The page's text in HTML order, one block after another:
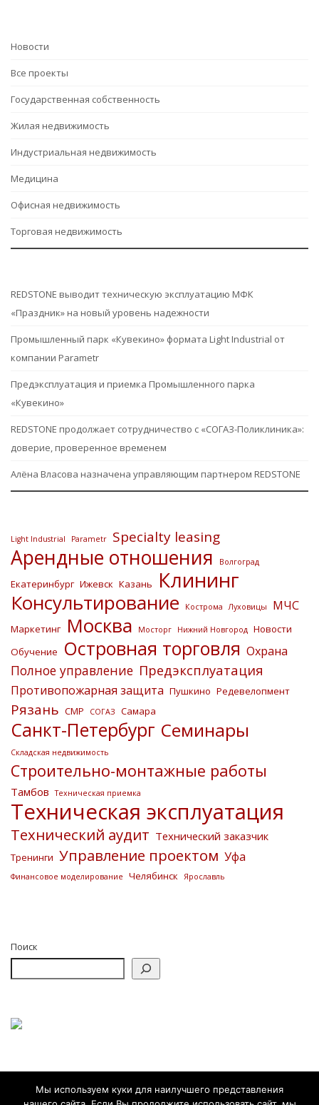
Hовости
Все проекты
Государственная собственность
Жилая недвижимость
Индустриальная недвижимость
Медицина
Офисная недвижимость
Торговая недвижимость
REDSTONE выводит техническую эксплуатацию МФК
«Праздник» на новый уровень надежности
Промышленный парк «Кувекино» формата Light Industrial от
компании Parametr
Предэксплуатация и приемка Промышленного парка
«Кувекино»
REDSTONE продолжает сотрудничество с «СОГАЗ-Поликлиника»:
доверие, проверенное временем
Алёна Власова назначена управляющим партнером REDSTONE
Light Industrial Parametr Specialty leasing
Арендные отношения Волгоград
Екатеринбург Ижевск Казань Клининг
Консультирование Кострома Луховицы МЧС
Маркетинг Москва Мосторг Нижний Новгород Новости
Обучение
Островная торговля Охрана
Полное управление Предэксплуатация
Противопожарная защита Пушкино Редевелопмент
Рязань СМР СОГАЗ Самара
Санкт-Петербург Семинары
Складская недвижимость
Строительно-монтажные работы
Тамбов Техническая приемка
Техническая эксплуатация
Технический аудит Технический заказчик
Тренинги Управление проектом Уфа
Финансовое моделирование Челябинск Ярославль
Поиск
Мы используем куки для наилучшего представления